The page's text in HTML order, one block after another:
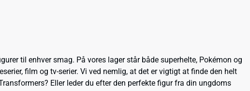
til enhver smag. På vores lager står både superhelte, Pokémon og
film og tv-serier. Vi ved nemlig, at det er vigtigt at finde den helt
Eller leder du efter den perfekte figur fra din ungdoms